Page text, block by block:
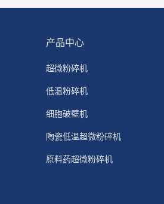
产品中心
超微粉碎机
低温粉碎机
细胞破壁机
陶瓷低温超微粉碎机
原料药超微粉碎机